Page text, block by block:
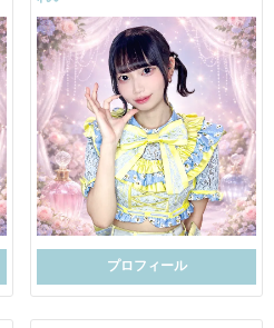
プロフィール